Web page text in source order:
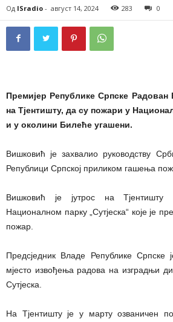
Од ISradio - август 14, 2024 283 0
Премијер Републике Српске Радован
на Тјентишту, да су пожари у
и у околини Билеће угашени.
Вишковић је захвалио руководству
Републици Српској приликом гашења
Вишковић је јутрос на Тјентишту
Националном парку „Сутјеска“ које је
пожар.
Предсједник Владе Републике Српске
мјесто извођења радова на изградњи
Сутјеска.
На Тјентишту је у марту озваничен